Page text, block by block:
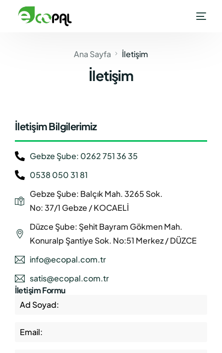
Ana Sayfa İletişim
İletişim
İletişim Bilgilerimiz
Gebze Şube: 0262 751 36 35
0538 050 31 81
Gebze Şube: Balçık Mah. 3265 Sok.
No: 37/1 Gebze / KOCAELİ
Düzce Şube: Şehit Bayram Gökmen Mah.
Konuralp Şantiye Sok. No:51 Merkez / DÜZCE
info@ecopal.com.tr
satis@ecopal.com.tr
İletişim Formu